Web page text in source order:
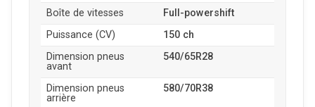
Boîte de vitesses
Full-powershift
Puissance (CV)
150 ch
Dimension pneus
avant
540/65R28
Dimension pneus
arrière
580/70R38